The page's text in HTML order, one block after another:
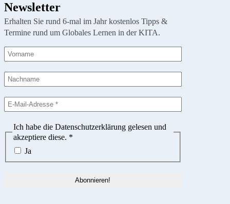
Newsletter
Erhalten Sie rund 6-mal im Jahr kostenlos Tipps &
Termine rund um Globales Lernen in der KITA.
Ich habe die Datenschutzerklärung gelesen und
akzeptiere diese. *
Ja